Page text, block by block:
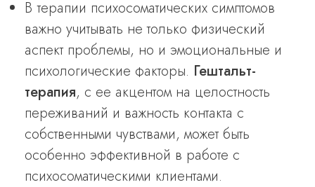
В терапии психосоматических симптомов
важно учитывать не только физический
аспект проблемы, но и эмоциональные и
психологические факторы. Гештальт-
терапия, с ее акцентом на целостность
переживаний и важность контакта с
собственными чувствами, может быть
особенно эффективной в работе с
психосоматическими клиентами.